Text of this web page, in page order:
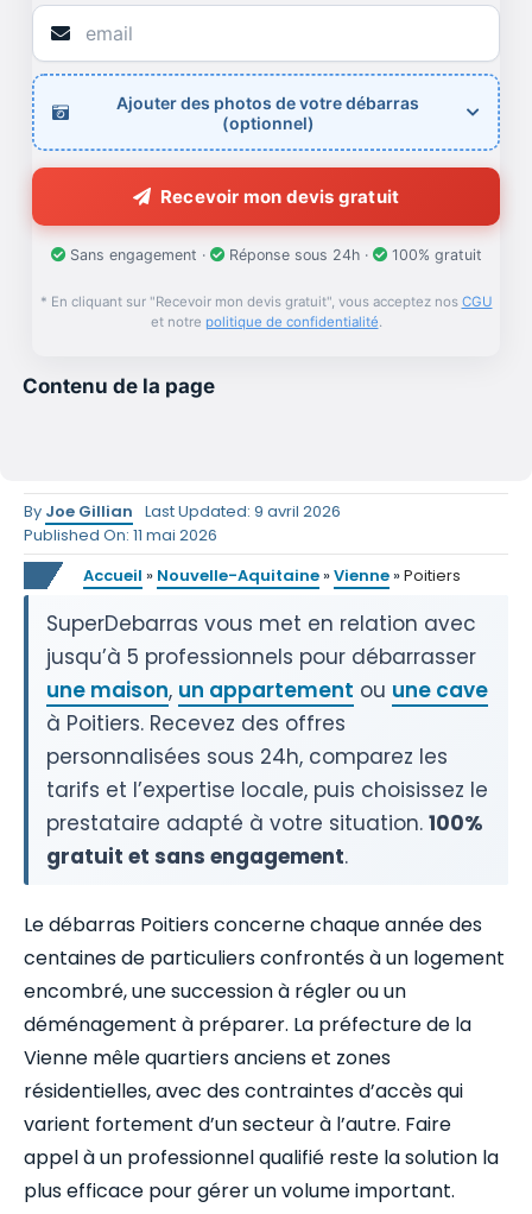
Ajouter des photos de votre débarras
(optionnel)
Recevoir mon devis gratuit
Sans engagement · Réponse sous 24h · 100% gratuit
* En cliquant sur "Recevoir mon devis gratuit", vous acceptez nos CGU
et notre politique de confidentialité.
Contenu de la page
By Joe Gillian Last Updated: 9 avril 2026
Published On: 11 mai 2026
Accueil » Nouvelle-Aquitaine »Vienne »Poitiers
SuperDebarras vous met en relation avec
jusqu’à 5 professionnels pour débarrasser
une maison, un appartement ou une cave
à Poitiers. Recevez des offres
personnalisées sous 24h, comparez les
tarifs et l’expertise locale, puis choisissez le
prestataire adapté à votre situation. 100%
gratuit et sans engagement.
Le débarras Poitiers concerne chaque année des
centaines de particuliers confrontés à un logement
encombré, une succession à régler ou un
déménagement à préparer. La préfecture de la
Vienne mêle quartiers anciens et zones
résidentielles, avec des contraintes d’accès qui
varient fortement d’un secteur à l’autre. Faire
appel à un professionnel qualifié reste la solution la
plus efficace pour gérer un volume important.